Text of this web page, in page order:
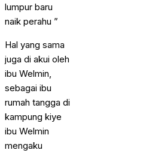
lumpur baru
naik perahu ”
Hal yang sama
juga di akui oleh
ibu Welmin,
sebagai ibu
rumah tangga di
kampung kiye
ibu Welmin
mengaku